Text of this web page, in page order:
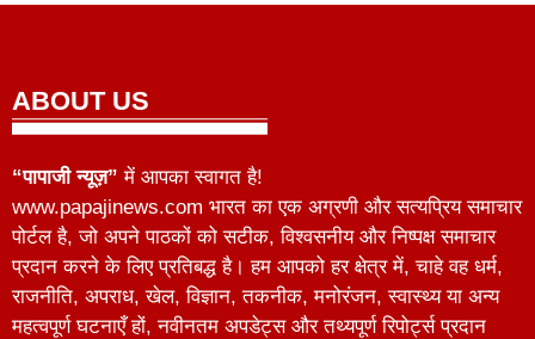
ABOUT US
“पापाजी न्यूज़” में आपका स्वागत है!
www.papajinews.com भारत का एक अग्रणी और सत्यप्रिय समाचार
पोर्टल है, जो अपने पाठकों को सटीक, विश्वसनीय और निष्पक्ष समाचार
प्रदान करने के लिए प्रतिबद्ध है। हम आपको हर क्षेत्र में, चाहे वह धर्म,
राजनीति, अपराध, खेल, विज्ञान, तकनीक, मनोरंजन, स्वास्थ्य या अन्य
महत्वपूर्ण घटनाएँ हों, नवीनतम अपडेट्स और तथ्यपूर्ण रिपोर्ट्स प्रदान